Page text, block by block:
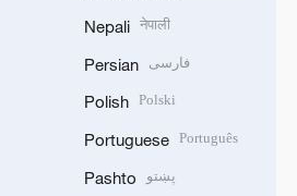
Nepali नेपाली
Persian فارسی
Polish Polski
Portuguese Português
Pashto پښتو